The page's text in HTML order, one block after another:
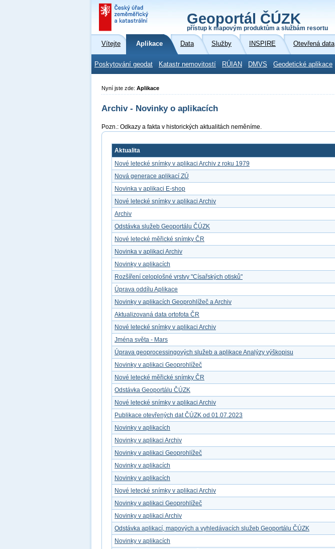
Geoportál ČÚZK
přístup k mapovým produktům a službám resortu
Vítejte Aplikace Data Služby INSPIRE Otevřená data
Poskytování geodat Katastr nemovitostí RÚIAN DMVS Geodetické aplikace
Nyní jste zde: Aplikace
Archiv - Novinky o aplikacích
Pozn.: Odkazy a fakta v historických aktualitách neměníme.
Aktualita
Nové letecké snímky v aplikaci Archiv z roku 1979
Nová generace aplikací ZÚ
Novinka v aplikaci E-shop
Nové letecké snímky v aplikaci Archiv
Archiv
Odstávka služeb Geoportálu ČÚZK
Nové letecké měřické snímky ČR
Novinka v aplikaci Archiv
Novinky v aplikacích
Rozšíření celoplošné vrstvy "Císařských otisků"
Úprava oddílu Aplikace
Novinky v aplikacích Geoprohlížeč a Archiv
Aktualizovaná data ortofota ČR
Nové letecké snímky v aplikaci Archiv
Jména světa - Mars
Úprava geoprocessingových služeb a aplikace Analýzy výškopisu
Novinky v aplikaci Geoprohlížeč
Nové letecké měřické snímky ČR
Odstávka Geoportálu ČÚZK
Nové letecké snímky v aplikaci Archiv
Publikace otevřených dat ČÚZK od 01.07.2023
Novinky v aplikacích
Novinky v aplikaci Archiv
Novinky v aplikaci Geoprohlížeč
Novinky v aplikacích
Novinky v aplikacích
Nové letecké snímky v aplikaci Archiv
Novinky v aplikaci Geoprohlížeč
Novinky v aplikaci Archiv
Odstávka aplikací, mapových a vyhledávacích služeb Geoportálu ČÚZK
Novinky v aplikacích